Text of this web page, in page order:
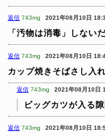
返信 743mg 2021年08月10日
「汚物は消毒」しない
返信 743mg 2021年08月10日
カップ焼きそばさし入
返信 743mg 2021年08月10日
ビッグカツが入る
返信 743mg 2021年08月10日